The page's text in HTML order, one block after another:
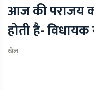
आज की पराजय
होती है-
खेल